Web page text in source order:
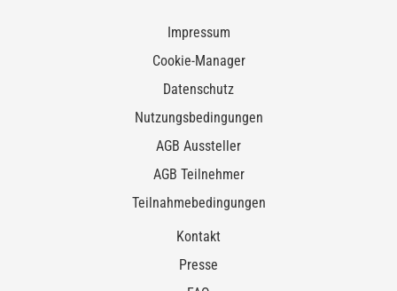
Impressum
Cookie-Manager
Datenschutz
Nutzungsbedingungen
AGB Aussteller
AGB Teilnehmer
Teilnahmebedingungen
Kontakt
Presse